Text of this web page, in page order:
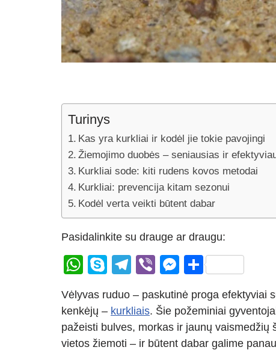
Turinys
Kas yra kurkliai ir kodėl jie tokie pavojingi
Žiemojimo duobės – seniausias ir
Kurkliai sode: kiti rudens kovos metodai
Kurkliai: prevencija kitam sezonui
Kodėl verta veikti būtent dabar
Pasidalinkite su drauge ar draugu:
W
at
s
A
S
p
e
T
e
gr
a
Vi
er
M
ss
e
n
S
ar
e
Vėlyvas ruduo – paskutinė proga efektyviai
kenkėjų – kurkliais. Šie požeminiai
pažeisti bulves, morkas ir jaunų
vietos žiemoti – ir būtent dabar galime